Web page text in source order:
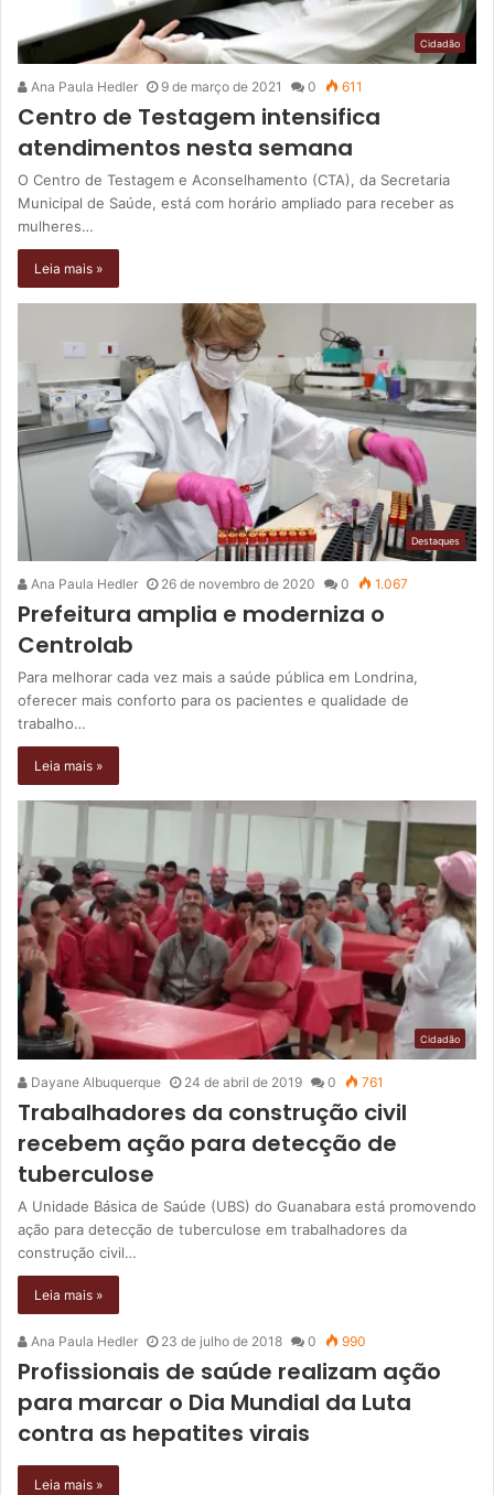
Cidadão
Ana Paula Hedler 9 de março de 2021 0 611
Centro de Testagem intensifica
atendimentos nesta semana
O Centro de Testagem e Aconselhamento (CTA), da Secretaria
Municipal de Saúde, está com horário ampliado para receber as
mulheres…
Leia mais »
Destaques
Ana Paula Hedler 26 de novembro de 2020 0 1.067
Prefeitura amplia e moderniza o
Centrolab
Para melhorar cada vez mais a saúde pública em Londrina,
oferecer mais conforto para os pacientes e qualidade de
trabalho…
Leia mais »
Cidadão
Dayane Albuquerque 24 de abril de 2019 0 761
Trabalhadores da construção civil
recebem ação para detecção de
tuberculose
A Unidade Básica de Saúde (UBS) do Guanabara está promovendo
ação para detecção de tuberculose em trabalhadores da
construção civil…
Leia mais »
Ana Paula Hedler 23 de julho de 2018 0 990
Profissionais de saúde realizam ação
para marcar o Dia Mundial da Luta
contra as hepatites virais
Leia mais »